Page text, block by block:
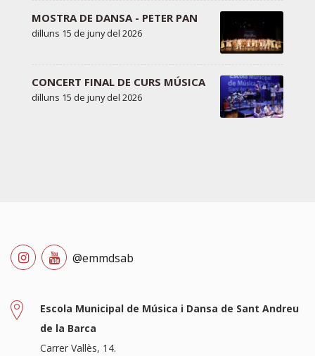
MOSTRA DE DANSA - PETER PAN
dilluns 15 de juny del 2026
CONCERT FINAL DE CURS MÚSICA
dilluns 15 de juny del 2026
@emmdsab
Escola Municipal de Música i Dansa de Sant Andreu
de la Barca
Carrer Vallès, 14.